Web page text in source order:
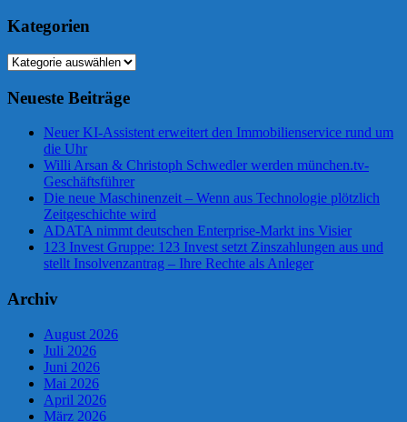
Kategorien
Kategorien
Neueste Beiträge
Neuer KI-Assistent erweitert den Immobilienservice rund um
die Uhr
Willi Arsan & Christoph Schwedler werden münchen.tv-
Geschäftsführer
Die neue Maschinenzeit – Wenn aus Technologie plötzlich
Zeitgeschichte wird
ADATA nimmt deutschen Enterprise-Markt ins Visier
123 Invest Gruppe: 123 Invest setzt Zinszahlungen aus und
stellt Insolvenzantrag – Ihre Rechte als Anleger
Archiv
August 2026
Juli 2026
Juni 2026
Mai 2026
April 2026
März 2026